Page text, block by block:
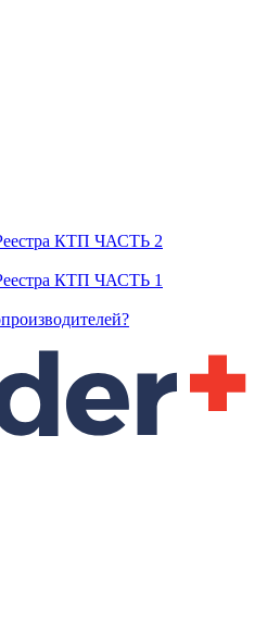
КТП ЧАСТЬ 2
КТП ЧАСТЬ 1